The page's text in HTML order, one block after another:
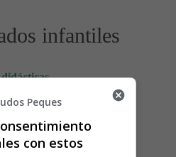
infantiles
Peques
con estos